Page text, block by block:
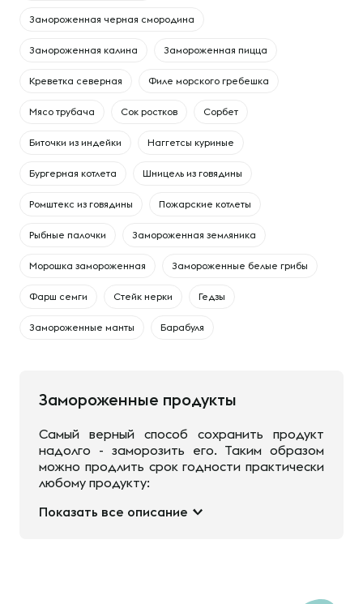
Замороженная черная смородина
Замороженная калина Замороженная пицца
Креветка северная Филе морского гребешка
Мясо трубача Сок ростков Сорбет
Биточки из индейки Наггетсы куриные
Бургерная котлета Шницель из говядины
Ромштекс из говядины Пожарские котлеты
Рыбные палочки Замороженная земляника
Морошка замороженная Замороженные белые грибы
Фарш семги Стейк нерки Гедзы
Замороженные манты Барабуля
Замороженные продукты
Самый верный способ сохранить продукт
надолго - заморозить его. Таким образом
можно продлить срок годности практически
любому продукту:
Показать все описание